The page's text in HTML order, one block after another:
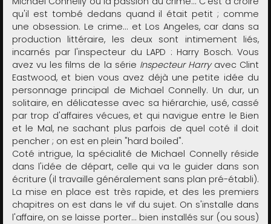
qu'il est tombé dedans quand il était petit ; comme
une obsession. Le crime... et Los Angeles, car dans sa
production littéraire, les deux sont intimement liés,
incarnés par l'inspecteur du LAPD : Harry Bosch. Vous
avez vu les films de la série Inspecteur Harryavec Clint
Eastwood, et bien vous avez déjà une petite idée du
personnage principal de Michael Connelly. Un dur, un
solitaire, en délicatesse avec sa hiérarchie, usé, cassé
par trop d'affaires vécues, et qui navigue entre le Bien
et le Mal, ne sachant plus parfois de quel coté il doit
pencher ; on est en plein "hard boiled".
Coté intrigue, la spécialité de Michael Connelly réside
dans l'idée de départ, celle qui va le guider dans son
écriture (il travaille généralement sans plan pré-établi).
La mise en place est très rapide, et des les premiers
chapitres on est dans le vif du sujet. On s'installe dans
l'affaire, on se laisse porter... bien installés sur (ou sous)